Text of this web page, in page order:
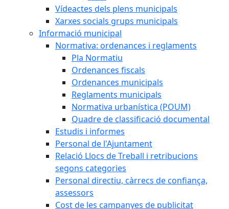
Vídeactes dels plens municipals
Xarxes socials grups municipals
Informació municipal
Normativa: ordenances i reglaments
Pla Normatiu
Ordenances fiscals
Ordenances municipals
Reglaments municipals
Normativa urbanística (POUM)
Quadre de classificació documental
Estudis i informes
Personal de l'Ajuntament
Relació Llocs de Treball i retribucions
segons categories
Personal directiu, càrrecs de confiança,
assessors
Cost de les campanyes de publicitat